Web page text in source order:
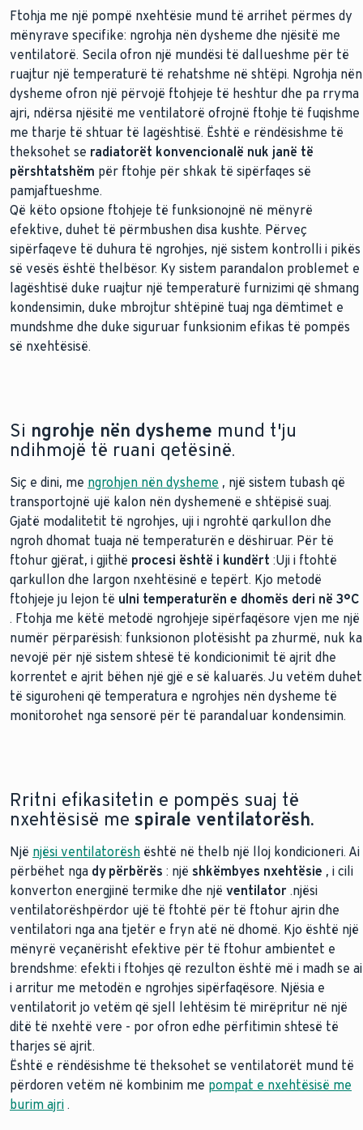
Ftohja me një pompë nxehtësie mund të arrihet përmes dy
mënyrave specifike: ngrohja nën dysheme dhe njësitë me
ventilatorë. Secila ofron një mundësi të dallueshme për të
ruajtur një temperaturë të rehatshme në shtëpi. Ngrohja nën
dysheme ofron një përvojë ftohjeje të heshtur dhe pa rryma
ajri, ndërsa njësitë me ventilatorë ofrojnë ftohje të fuqishme
me tharje të shtuar të lagështisë. Është e rëndësishme të
theksohet se radiatorët konvencionalë nuk janë të
përshtatshëm për ftohje për shkak të sipërfaqes së
pamjaftueshme.
Që këto opsione ftohjeje të funksionojnë në mënyrë
efektive, duhet të përmbushen disa kushte. Përveç
sipërfaqeve të duhura të ngrohjes, një sistem kontrolli i pikës
së vesës është thelbësor. Ky sistem parandalon problemet e
lagështisë duke ruajtur një temperaturë furnizimi që shmang
kondensimin, duke mbrojtur shtëpinë tuaj nga dëmtimet e
mundshme dhe duke siguruar funksionim efikas të pompës
së nxehtësisë.
Si ngrohje nën dysheme mund t'ju
ndihmojë të ruani qetësinë.
Siç e dini, me ngrohjen nën dysheme , një sistem tubash që
transportojnë ujë kalon nën dyshemenë e shtëpisë suaj.
Gjatë modalitetit të ngrohjes, uji i ngrohtë qarkullon dhe
ngroh dhomat tuaja në temperaturën e dëshiruar. Për të
ftohur gjërat, i gjithë procesi është i kundërt :Uji i ftohtë
qarkullon dhe largon nxehtësinë e tepërt. Kjo metodë
ftohjeje ju lejon të ulni temperaturën e dhomës deri në 3°C
. Ftohja me këtë metodë ngrohjeje sipërfaqësore vjen me një
numër përparësish: funksionon plotësisht pa zhurmë, nuk ka
nevojë për një sistem shtesë të kondicionimit të ajrit dhe
korrentet e ajrit bëhen një gjë e së kaluarës. Ju vetëm duhet
të siguroheni që temperatura e ngrohjes nën dysheme të
monitorohet nga sensorë për të parandaluar kondensimin.
Rritni efikasitetin e pompës suaj të
nxehtësisë me spirale ventilatorësh.
Një njësi ventilatorësh është në thelb një lloj kondicioneri. Ai
përbëhet nga dy përbërës : një shkëmbyes nxehtësie , i cili
konverton energjinë termike dhe një ventilator .njësi
ventilatorëshpërdor ujë të ftohtë për të ftohur ajrin dhe
ventilatori nga ana tjetër e fryn atë në dhomë. Kjo është një
mënyrë veçanërisht efektive për të ftohur ambientet e
brendshme: efekti i ftohjes që rezulton është më i madh se ai
i arritur me metodën e ngrohjes sipërfaqësore. Njësia e
ventilatorit jo vetëm që sjell lehtësim të mirëpritur në një
ditë të nxehtë vere - por ofron edhe përfitimin shtesë të
tharjes së ajrit.
Është e rëndësishme të theksohet se ventilatorët mund të
përdoren vetëm në kombinim me pompat e nxehtësisë me
burim ajri .